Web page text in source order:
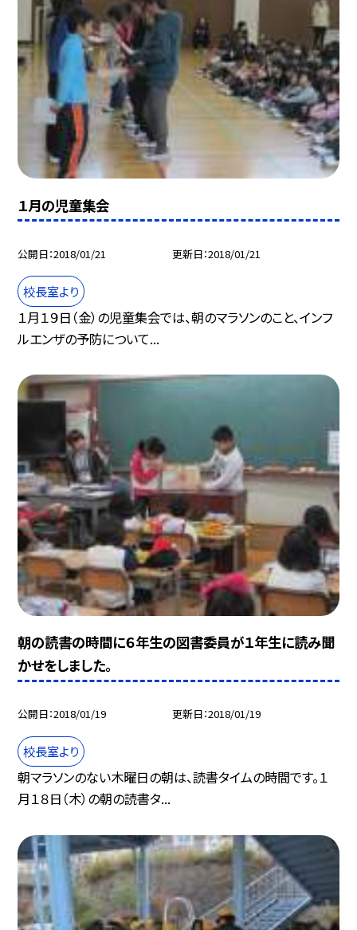
１月の児童集会
公開日 2018/01/21 更新日 2018/01/21
校長室より
１月１９日（金）の児童集会では、朝のマラソンのこと、インフ
ルエンザの予防について...
朝の読書の時間に６年生の図書委員が１年生に読み聞
かせをしました。
公開日 2018/01/19 更新日 2018/01/19
校長室より
朝マラソンのない木曜日の朝は、読書タイムの時間です。１
月１８日（木）の朝の読書タ...